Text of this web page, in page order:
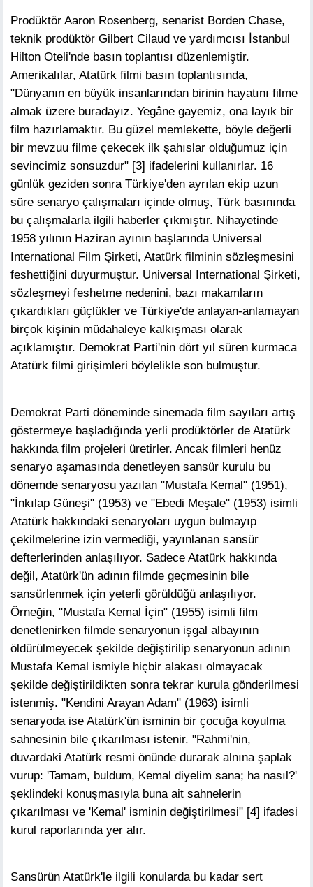
Prodüktör Aaron Rosenberg, senarist Borden Chase,
teknik prodüktör Gilbert Cilaud ve yardımcısı İstanbul
Hilton Oteli'nde basın toplantısı düzenlemiştir.
Amerikalılar, Atatürk filmi basın toplantısında,
"Dünyanın en büyük insanlarından birinin hayatını filme
almak üzere buradayız. Yegâne gayemiz, ona layık bir
film hazırlamaktır. Bu güzel memlekette, böyle değerli
bir mevzuu filme çekecek ilk şahıslar olduğumuz için
sevincimiz sonsuzdur" [3] ifadelerini kullanırlar. 16
günlük geziden sonra Türkiye'den ayrılan ekip uzun
süre senaryo çalışmaları içinde olmuş, Türk basınında
bu çalışmalarla ilgili haberler çıkmıştır. Nihayetinde
1958 yılının Haziran ayının başlarında Universal
International Film Şirketi, Atatürk filminin sözleşmesini
feshettiğini duyurmuştur. Universal International Şirketi,
sözleşmeyi feshetme nedenini, bazı makamların
çıkardıkları güçlükler ve Türkiye'de anlayan-anlamayan
birçok kişinin müdahaleye kalkışması olarak
açıklamıştır. Demokrat Parti'nin dört yıl süren kurmaca
Atatürk filmi girişimleri böylelikle son bulmuştur.
Demokrat Parti döneminde sinemada film sayıları artış
göstermeye başladığında yerli prodüktörler de Atatürk
hakkında film projeleri üretirler. Ancak filmleri henüz
senaryo aşamasında denetleyen sansür kurulu bu
dönemde senaryosu yazılan "Mustafa Kemal" (1951),
"İnkılap Güneşi" (1953) ve "Ebedi Meşale" (1953) isimli
Atatürk hakkındaki senaryoları uygun bulmayıp
çekilmelerine izin vermediği, yayınlanan sansür
defterlerinden anlaşılıyor. Sadece Atatürk hakkında
değil, Atatürk'ün adının filmde geçmesinin bile
sansürlenmek için yeterli görüldüğü anlaşılıyor.
Örneğin, "Mustafa Kemal İçin" (1955) isimli film
denetlenirken filmde senaryonun işgal albayının
öldürülmeyecek şekilde değiştirilip senaryonun adının
Mustafa Kemal ismiyle hiçbir alakası olmayacak
şekilde değiştirildikten sonra tekrar kurula gönderilmesi
istenmiş. "Kendini Arayan Adam" (1963) isimli
senaryoda ise Atatürk'ün isminin bir çocuğa koyulma
sahnesinin bile çıkarılması istenir. "Rahmi'nin,
duvardaki Atatürk resmi önünde durarak alnına şaplak
vurup: 'Tamam, buldum, Kemal diyelim sana; ha nasıl?'
şeklindeki konuşmasıyla buna ait sahnelerin
çıkarılması ve 'Kemal' isminin değiştirilmesi" [4] ifadesi
kurul raporlarında yer alır.
Sansürün Atatürk'le ilgili konularda bu kadar sert